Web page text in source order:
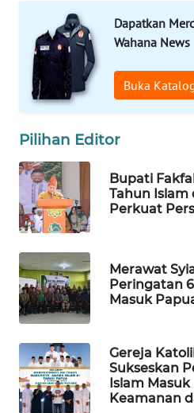
Dapatkan
Wahana News
Buka
Pilihan Editor
Bupati
Tahun
Perkuat
Merawat
Peringatan
Masuk
Gereja
Sukseskan
Islam Masuk
Keamanan
WAHANA
OTOMOTIF
WAHANA
HEALTH
WAHANA
WISATA
LAPAK
WAHANA
Wahana
Network
LISTRIK
MASYARAKAT
KELISTRIKAN